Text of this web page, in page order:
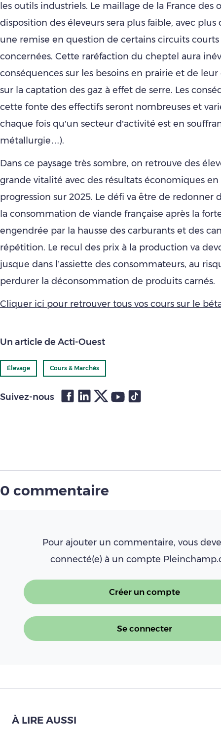
les outils industriels. Le maillage de la France des
disposition des éleveurs sera plus faible, avec
une remise en question de certains circuits courts
concernées. Cette raréfaction du cheptel aura
conséquences sur les besoins en prairie et de
sur la captation des gaz à effet de serre. Les
cette fonte des effectifs seront nombreuses et
chaque fois qu’un secteur d’activité est en
métallurgie…).
Dans ce paysage très sombre, on retrouve des
grande vitalité avec des résultats économiques
progression sur 2025. Le défi va être de redonner
la consommation de viande française après la
engendrée par la hausse des carburants et des
répétition. Le recul des prix à la production va
jusque dans l’assiette des consommateurs, au
perdurer la déconsommation de produits carnés.
Cliquer ici pour retrouver tous vos cours sur le
Un article de Acti-Ouest
Élevage Cours & Marchés
Suivez-nous
0 commentaire
Pour ajouter un commentaire, vous
connecté(e) à un compte
Créer un compte
Se connecter
À LIRE AUSSI